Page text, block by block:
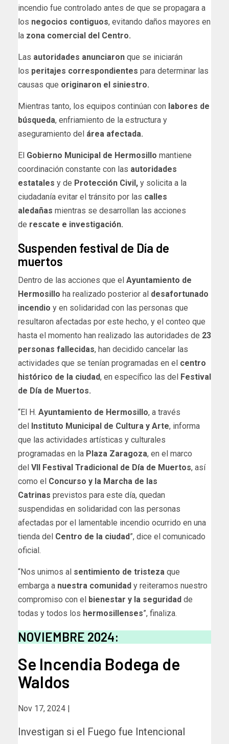
incendio fue controlado antes de que se propagara a
los negocios contiguos, evitando daños mayores en
la zona comercial del Centro.
Las autoridades anunciaron que se iniciarán
los peritajes correspondientes para determinar las
causas que originaron el siniestro.
Mientras tanto, los equipos continúan con labores de
búsqueda, enfriamiento de la estructura y
aseguramiento del área afectada.
El Gobierno Municipal de Hermosillo mantiene
coordinación constante con las autoridades
estatales y de Protección Civil, y solicita a la
ciudadanía evitar el tránsito por las calles
aledañas mientras se desarrollan las acciones
de rescate e investigación.
Suspenden festival de Día de
muertos
Dentro de las acciones que el Ayuntamiento de
Hermosillo ha realizado posterior al desafortunado
incendio y en solidaridad con las personas que
resultaron afectadas por este hecho, y el conteo que
hasta el momento han realizado las autoridades de 23
personas fallecidas, han decidido cancelar las
actividades que se tenían programadas en el centro
histórico de la ciudad, en específico las del
Festival
de Día de Muertos.
“El H. Ayuntamiento de Hermosillo, a través
del
Instituto Municipal de Cultura y Arte, informa
que las actividades artísticas y culturales
programadas en la Plaza Zaragoza, en el marco
del VII Festival Tradicional de Día de Muertos, así
como el Concurso y la Marcha de las
Catrinas previstos para este día, quedan
suspendidas en solidaridad con las personas
afectadas por el lamentable incendio ocurrido en una
tienda del Centro de la ciudad”, dice el comunicado
oficial.
“Nos unimos al sentimiento de tristeza que
embarga a nuestra comunidad y reiteramos nuestro
compromiso con el
bienestar y la seguridad de
todas y todos los hermosillenses”, finaliza.
NOVIEMBRE 2024:
Se Incendia Bodega de
Waldos
Nov 17, 2024 |
Investigan si el Fuego fue Intencional